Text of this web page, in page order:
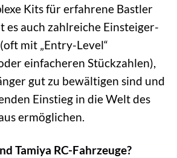
Kits für erfahrene Bastler
es auch zahlreiche Einsteiger-
mit „Entry-Level“
einfacheren Stückzahlen),
gut zu bewältigen sind und
Einstieg in die Welt des
ermöglichen.
Tamiya RC-Fahrzeuge?